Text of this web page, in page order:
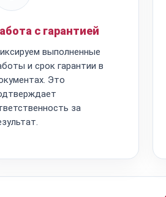
с гарантией
выполненные
и срок гарантии в
Это
за